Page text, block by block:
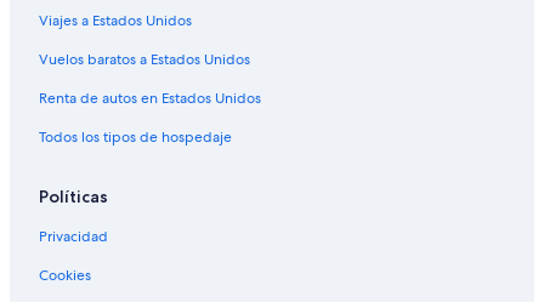
Casas rurales en Sierra
Resorts en Sierra
Apartamentos en Sierra
Hoteles haciendas en Sierra
Hostales en Sierra
Hoteles de lujo en Sierra
Hoteles ecológicos en Sierra
Viajes a Estados Unidos
Vuelos baratos a Estados Unidos
Renta de autos en Estados Unidos
Todos los tipos de hospedaje
Políticas
Privacidad
Cookies